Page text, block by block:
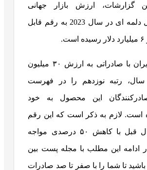
گزارشات، ارزش بازار جهانی
صادرات فلفل دلمه ای در سال 2023 به رقم قابل
با این حال، ایران با صادراتی به ارزش ۳۰ میلیون
سال، رتبه نوزدهم را در فهرست
این محصول به خود
است. لازم به ذکر است که این رقم
نسبت به سال قبل با کاهش ۵۰ درصدی مواجه
ادامه این مطلب با مجله پست بین
باشید تا شما را با صفر تا صد صادرات